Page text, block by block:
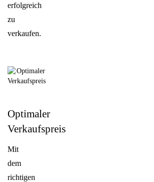
erfolgreich
zu
verkaufen.
Optimaler
Verkaufspreis
Mit
dem
richtigen